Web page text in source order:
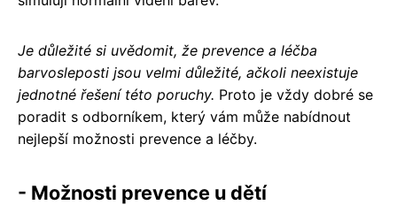
Je důležité si uvědomit, že prevence a léčba
barvosleposti jsou velmi důležité, ačkoli neexistuje
jednotné řešení této poruchy. Proto je vždy dobré se
poradit s odborníkem, který vám může nabídnout
nejlepší možnosti prevence a léčby.
- Možnosti prevence u dětí